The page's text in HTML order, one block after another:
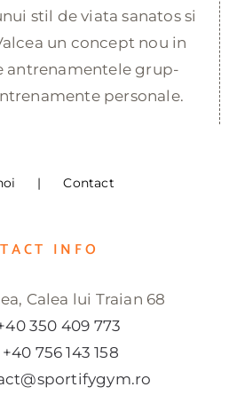
stil de viata sanatos si
un concept nou in
antrenamentele grup-
personale.
Contact
INFO
Calea lui Traian 68
350 409 773
+40 756 143 158